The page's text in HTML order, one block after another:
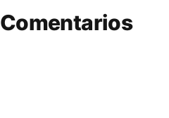
Comentarios